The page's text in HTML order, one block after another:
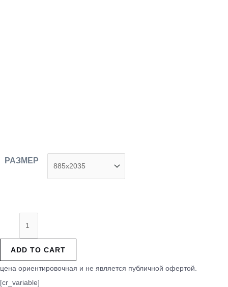
РАЗМЕР
ADD TO CART
цена ориентировочная и не является публичной офертой.
[cr_variable]